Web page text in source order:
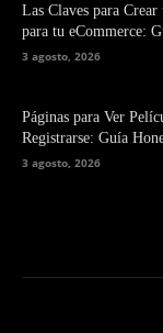
Las Claves para
para tu eCommerce:
3 agosto, 2026
Páginas para Ver
Registrarse: Guía
3 agosto, 2026